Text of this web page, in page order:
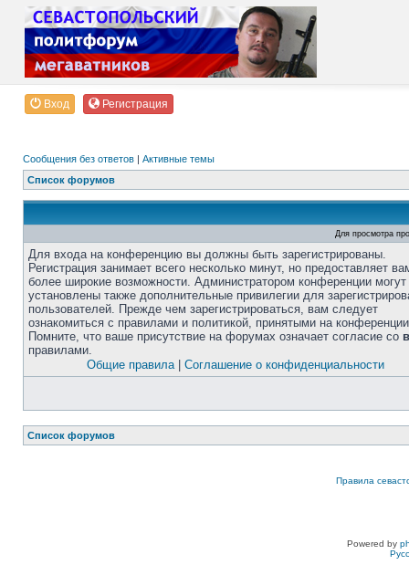
Вход Регистрация
Сообщения без ответов | Активные темы
Список форумов
Для просмотра
Для входа на конференцию вы должны быть зарегистрированы.
Регистрация занимает всего несколько минут, но предоставляет
более широкие возможности. Администратором конференции
установлены также дополнительные привилегии для
пользователей. Прежде чем зарегистрироваться, вам следует
ознакомиться с правилами и политикой, принятыми на
Помните, что ваше присутствие на форумах означает согласие со
правилами.
Общие правила| Соглашение о конфиденциальности
Список форумов
Правила
Powered by